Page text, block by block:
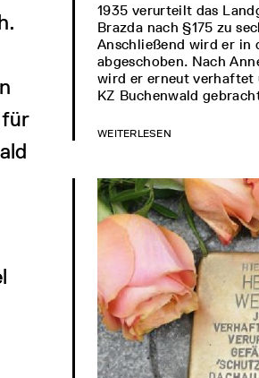
für
1935 verurteilt das
Brazda nach §175 zu
Anschließend wird er in
abgeschoben. Nach
wird er erneut verhaftet
KZ Buchenwald
WEITERLESEN